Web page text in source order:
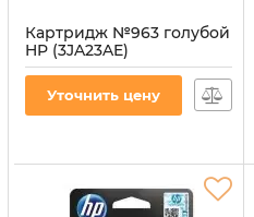
Картридж №963 голубой
HP (3JA23AE)
Артикул:CI-HP-3JA23AE-CY
Уточнить цену